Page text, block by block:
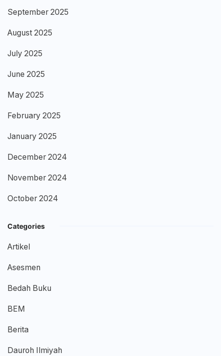
September 2025
August 2025
July 2025
June 2025
May 2025
February 2025
January 2025
December 2024
November 2024
October 2024
Categories
Artikel
Asesmen
Bedah Buku
BEM
Berita
Dauroh Ilmiyah